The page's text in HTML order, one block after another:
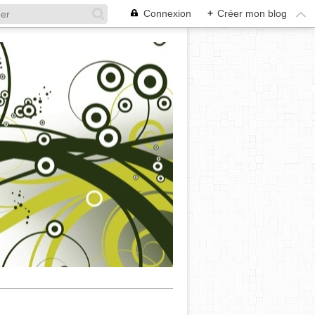
Connexion + Créer mon blog